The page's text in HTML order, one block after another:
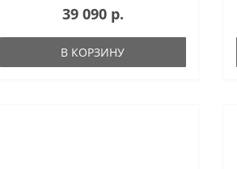
39 090 р.
В КОРЗИНУ